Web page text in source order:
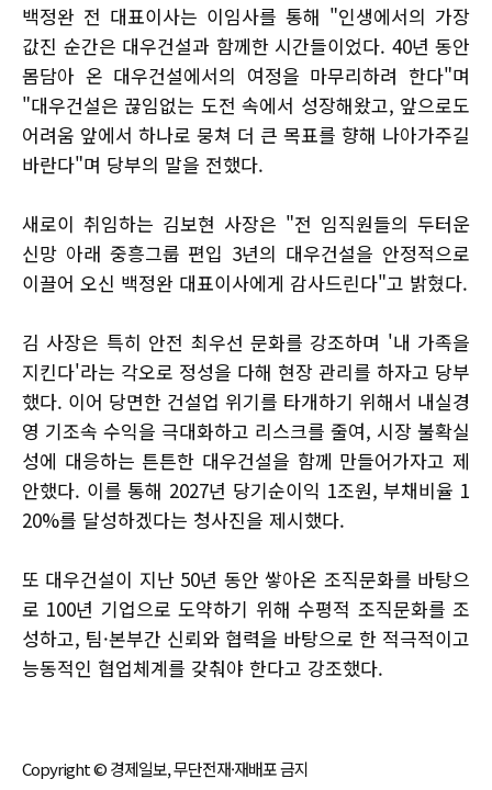
백정완 전 대표이사는 이임사를 통해 "인생에서의 가장
값진 순간은 대우건설과 함께한 시간들이었다. 40년 동안
몸담아 온 대우건설에서의 여정을 마무리하려 한다"며
"대우건설은 끊임없는 도전 속에서 성장해왔고, 앞으로도
어려움 앞에서 하나로 뭉쳐 더 큰 목표를 향해 나아가주길
바란다"며 당부의 말을 전했다.
새로이 취임하는 김보현 사장은 "전 임직원들의 두터운
신망 아래 중흥그룹 편입 3년의 대우건설을 안정적으로
이끌어 오신 백정완 대표이사에게 감사드린다"고 밝혔다.
김 사장은 특히 안전 최우선 문화를 강조하며 '내 가족을
지킨다'라는 각오로 정성을 다해 현장 관리를 하자고 당부
했다. 이어 당면한 건설업 위기를 타개하기 위해서 내실경
영 기조속 수익을 극대화하고 리스크를 줄여, 시장 불확실
성에 대응하는 튼튼한 대우건설을 함께 만들어가자고 제
안했다. 이를 통해 2027년 당기순이익 1조원, 부채비율 1
20%를 달성하겠다는 청사진을 제시했다.
또 대우건설이 지난 50년 동안 쌓아온 조직문화를 바탕으
로 100년 기업으로 도약하기 위해 수평적 조직문화를 조
성하고, 팀·본부간 신뢰와 협력을 바탕으로 한 적극적이고
능동적인 협업체계를 갖춰야 한다고 강조했다.
Copyright © 경제일보, 무단전재·재배포 금지